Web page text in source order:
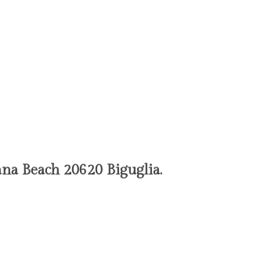
Beach 20620 Biguglia.